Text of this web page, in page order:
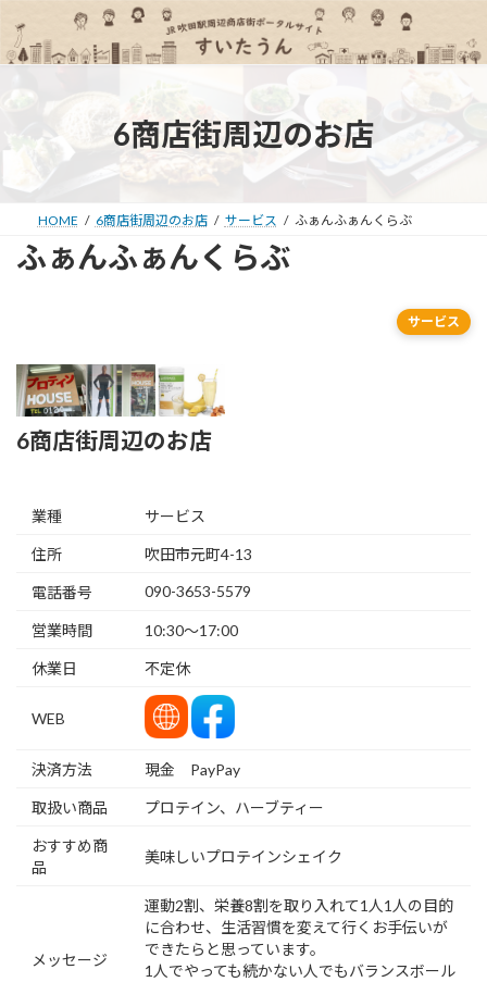
テ
ッ
ゲ
移
6商店街周辺のお店
HOME 6商店街周辺のお店 サービス ふぁんふぁんくらぶ
ふぁんふぁんくらぶ
サービス
6商店街周辺のお店
業種 サービス
住所 吹田市元町4-13
電話番号 090-3653-5579
営業時間 10:30〜17:00
休業日 不定休
WEB
決済方法 現金 PayPay
取扱い商品 プロテイン、ハーブティー
おすすめ商
品
美味しいプロテインシェイク
メッセージ
運動2割、栄養8割を取り入れて1人1人の目的
に合わせ、生活習慣を変えて行くお手伝いが
できたらと思っています。
1人でやっても続かない人でもバランスボール